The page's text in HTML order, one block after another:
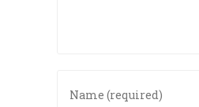
your